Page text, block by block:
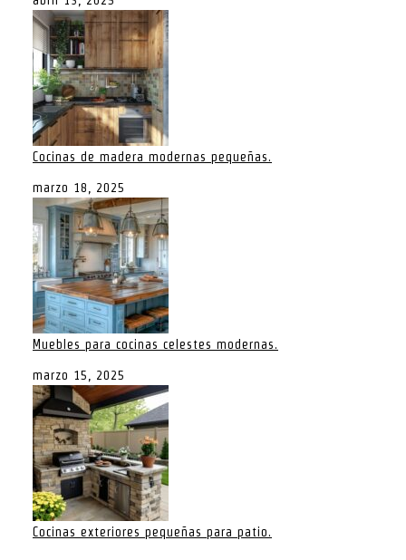
Cocinas de madera modernas pequeñas.
marzo 18, 2025
Muebles para cocinas celestes modernas.
marzo 15, 2025
Cocinas exteriores pequeñas para patio.